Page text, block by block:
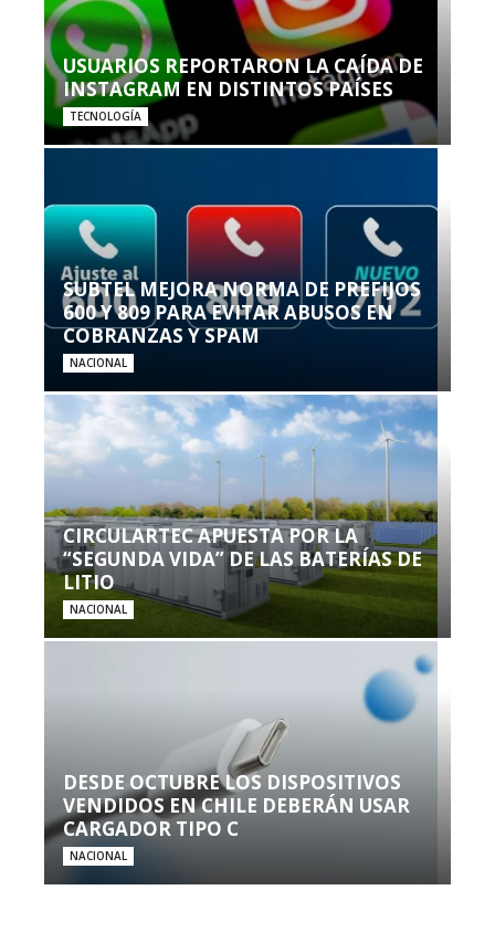
USUARIOS REPORTARON LA CAÍDA DE
INSTAGRAM EN DISTINTOS PAÍSES
TECNOLOGÍA
SUBTEL MEJORA NORMA DE PREFIJOS
600 Y 809 PARA EVITAR ABUSOS EN
COBRANZAS Y SPAM
NACIONAL
CIRCULARTEC APUESTA POR LA
“SEGUNDA VIDA” DE LAS BATERÍAS DE
LITIO
NACIONAL
DESDE OCTUBRE LOS DISPOSITIVOS
VENDIDOS EN CHILE DEBERÁN USAR
CARGADOR TIPO C
NACIONAL